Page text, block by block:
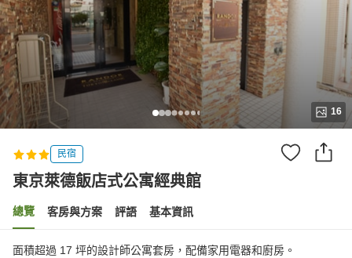
16
民宿
東京萊德飯店式公寓經典館
總覽 客房與方案 評語 基本資訊
面積超過 17 坪的設計師公寓套房，配備家用電器和廚房。